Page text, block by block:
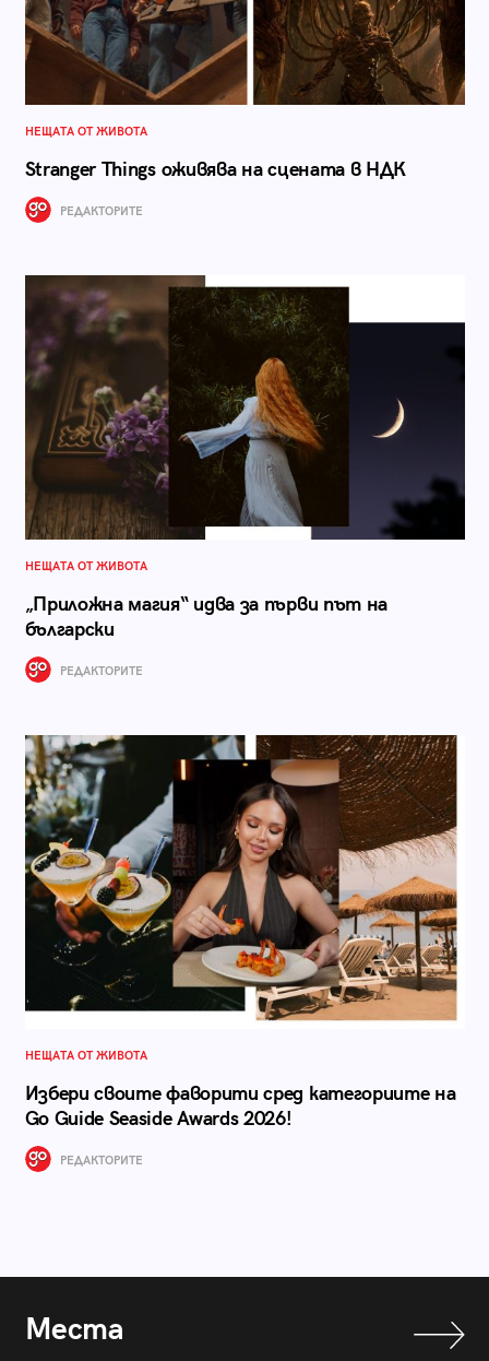
НЕЩАТА ОТ ЖИВОТА
Stranger Things оживява на сцената в НДК
РЕДАКТОРИТЕ
НЕЩАТА ОТ ЖИВОТА
„Приложна магия“ идва за първи път на
български
РЕДАКТОРИТЕ
НЕЩАТА ОТ ЖИВОТА
Избери своите фаворити сред категориите на
Go Guide Seaside Awards 2026!
РЕДАКТОРИТЕ
Места